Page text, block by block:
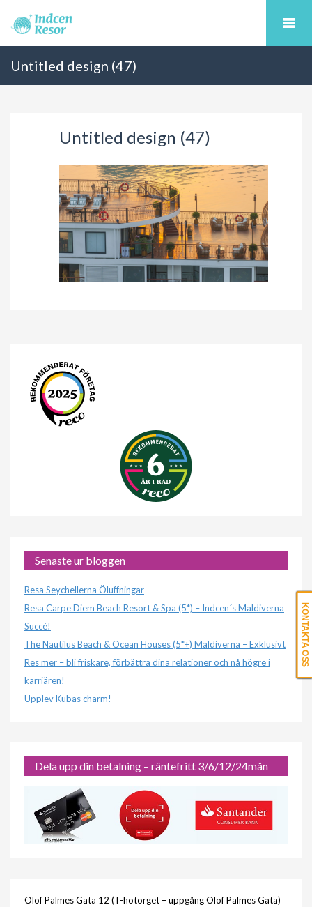
Untitled design (47)
Untitled design (47)
Senaste ur bloggen
Resa Seychellerna Öluffningar
Resa Carpe Diem Beach Resort & Spa (5*) – Indcen´s Maldiverna
Succé!
The Nautilus Beach & Ocean Houses (5*+) Maldiverna – Exklusivt
Res mer – bli friskare, förbättra dina relationer och nå högre i
karriären!
Upplev Kubas charm!
Dela upp din betalning – räntefritt 3/6/12/24mån
Olof Palmes Gata 12 (T-hötorget – uppgång Olof Palmes Gata)
KONTAKTA OSS